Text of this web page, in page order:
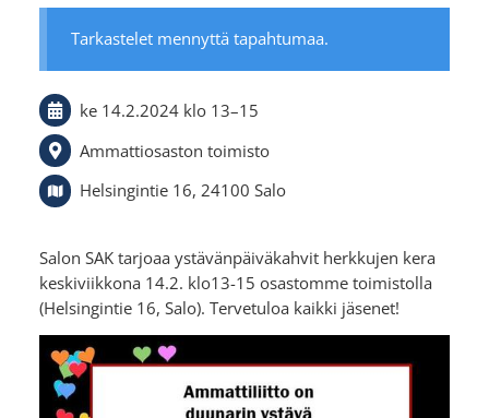
Tarkastelet mennyttä tapahtumaa.
ke 14.2.2024 klo 13–15
Ammattiosaston toimisto
Helsingintie 16, 24100 Salo
Salon SAK tarjoaa ystävänpäiväkahvit herkkujen kera
keskiviikkona 14.2. klo13-15 osastomme toimistolla
(Helsingintie 16, Salo). Tervetuloa kaikki jäsenet!